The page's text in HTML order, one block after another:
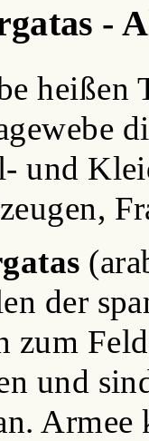
-
heißen
und
der
zum
und